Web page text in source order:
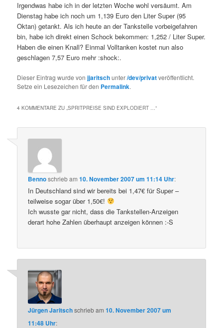
Irgendwas habe ich in der letzten Woche wohl versäumt. Am
Dienstag habe ich noch um 1,139 Euro den Liter Super (95
Oktan) getankt. Als ich heute an der Tankstelle vorbeigefahren
bin, habe ich direkt einen Schock bekommen: 1,252 / Liter Super.
Haben die einen Knall? Einmal Volltanken kostet nun also
geschlagen 7,57 Euro mehr :shock:.
Dieser Eintrag wurde vonjjaritschunter/dev/privatveröffentlicht.
Setze ein Lesezeichen für den Permalink.
4 KOMMENTARE ZU „SPRITPREISE SIND EXPLODIERT …“
Bennoschriebam10. November 2007 um 11:14 Uhr:
In Deutschland sind wir bereits bei 1,47€ für Super –
teilweise sogar über 1,50€!
Ich wusste gar nicht, dass die Tankstellen-Anzeigen
derart hohe Zahlen überhaupt anzeigen können :-S
Jürgen Jaritschschriebam10. November 2007 um
11:48 Uhr: